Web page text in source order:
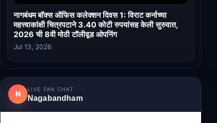
नागबंधम बॉक्स ऑफिस कलेक्शन दिवस 1: विराट कर्नाच्या
महत्त्वाकांक्षी चित्रपटाने 3.40 कोटी रुपयांसह केली सुरुवात,
2026 ची 8वी मोठी टॉलीवूड ओपनिंग
Jul 13, 2026
N
LIVE FAN CHAT
Nagabandham